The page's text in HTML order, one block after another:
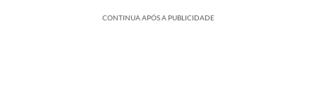
CONTINUA APÓS A PUBLICIDADE